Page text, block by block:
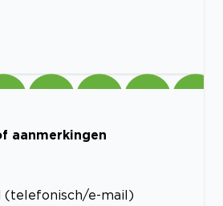
aanmerkingen
(telefonisch/e-mail)